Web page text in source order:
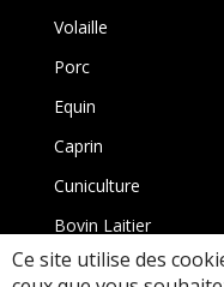
Volaille
Porc
Equin
Caprin
Cuniculture
Bovin Laitier
Bovin
Ce site utilise des